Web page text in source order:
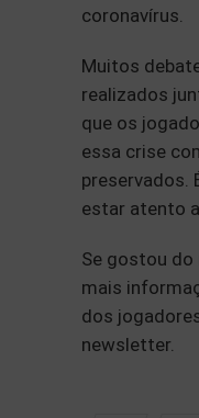
coronavírus.
Muitos
realizados
que os
essa crise
preservados.
estar atento
Se gostou
mais
dos
newsletter.